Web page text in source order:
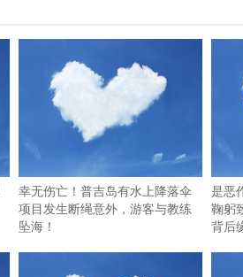
幸无伤亡！普吉岛有水上降落伞
项目发生断绳意外，游客与教练
坠海！
是恶
鞠躬
背后